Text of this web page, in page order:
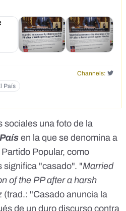
Channels:
País
sociales una foto de la
en la que se denomina a
Popular, como
significa "casado". "Married
of the PP after a harsh
(trad.: "Casado anuncia la
de un duro discurso contra